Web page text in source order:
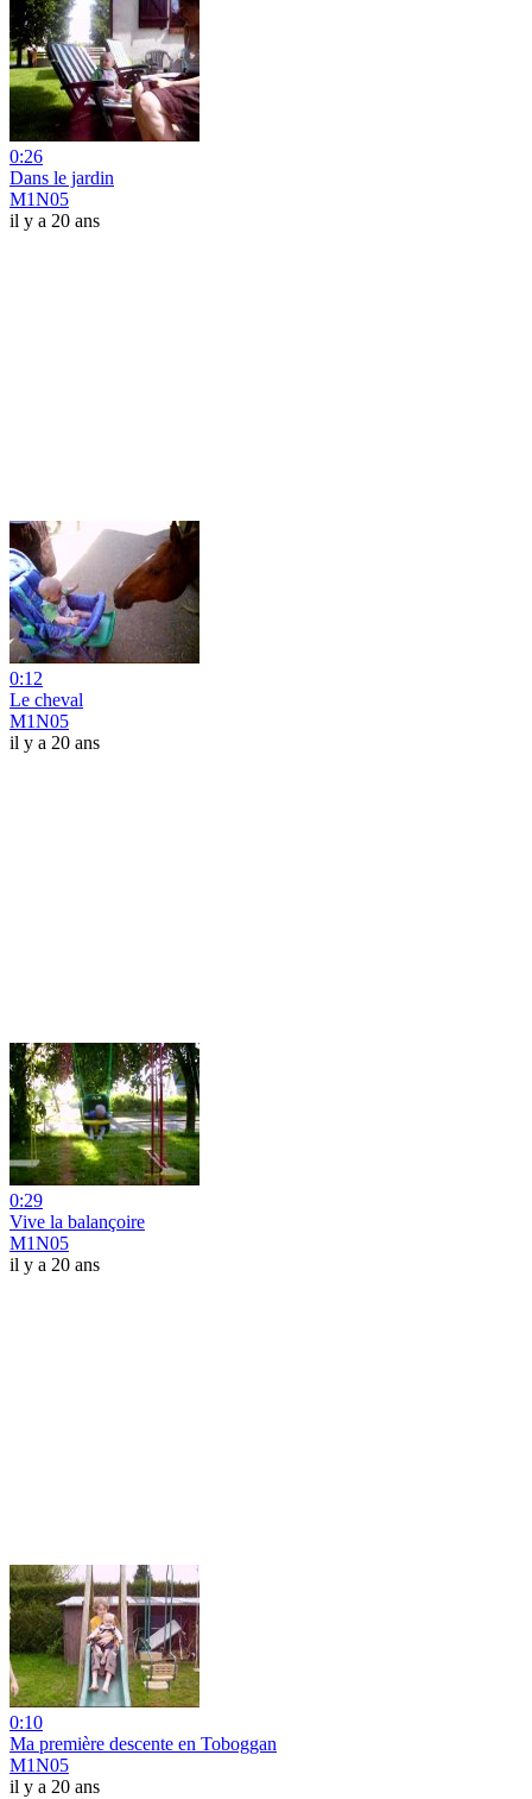
0:26
Dans le jardin
M1N05
il y a 20 ans
0:12
Le cheval
M1N05
il y a 20 ans
0:29
Vive la balançoire
M1N05
il y a 20 ans
0:10
Ma première descente en Toboggan
M1N05
il y a 20 ans